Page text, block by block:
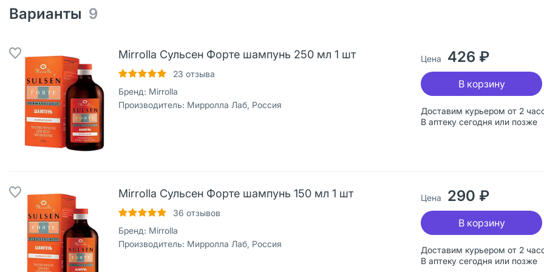
Варианты 9
Mirrolla Сульсен Форте шампунь 250 мл 1 шт
23 отзыва
Бренд: Mirrolla
Производитель: Мирролла Лаб, Россия
Доставим курьером от 2
В аптеку сегодня или позже
Цена 426 ₽
В корзину
Mirrolla Сульсен Форте шампунь 150 мл 1 шт
36 отзывов
Бренд: Mirrolla
Производитель: Мирролла Лаб, Россия
Доставим курьером от 2
В аптеку сегодня или позже
Цена 290 ₽
В корзину